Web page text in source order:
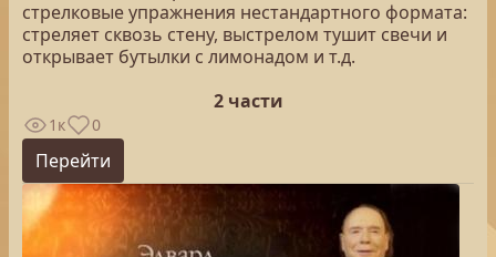
стрелковые упражнения нестандартного формата:
стреляет сквозь стену, выстрелом тушит свечи и
открывает бутылки с лимонадом и т.д.
2 части
1к 0
Перейти